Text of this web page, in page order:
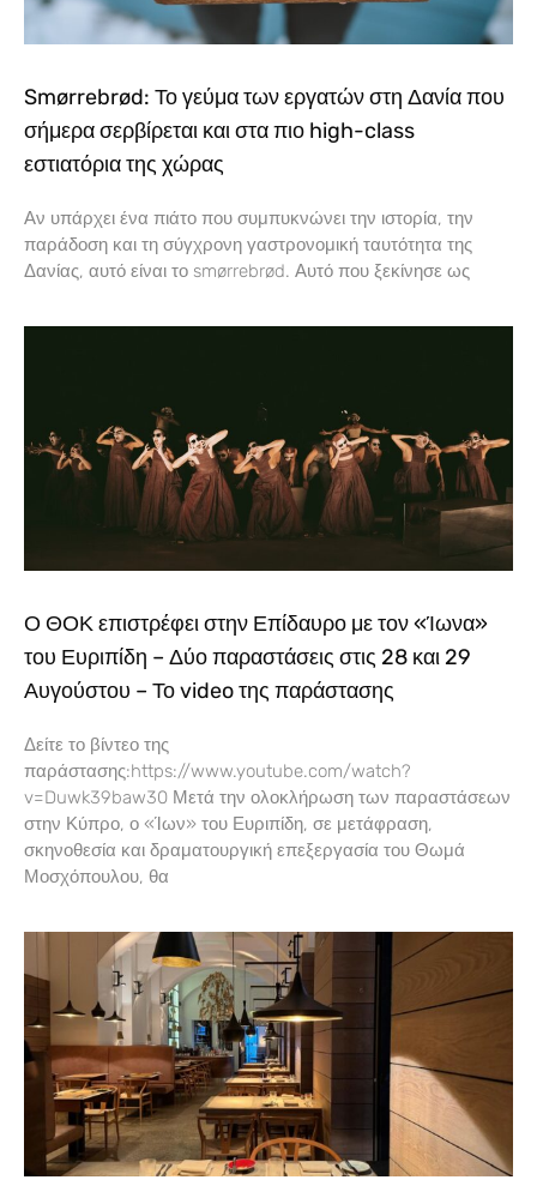
Smørrebrød: Το γεύμα των εργατών στη Δανία που
σήμερα σερβίρεται και στα πιο high-class
εστιατόρια της χώρας
Αν υπάρχει ένα πιάτο που συμπυκνώνει την ιστορία, την
παράδοση και τη σύγχρονη γαστρονομική ταυτότητα της
Δανίας, αυτό είναι το smørrebrød. Αυτό που ξεκίνησε ως
Ο ΘΟΚ επιστρέφει στην Επίδαυρο με τον «Ίωνα»
του Ευριπίδη – Δύο παραστάσεις στις 28 και 29
Αυγούστου – Το video της παράστασης
Δείτε το βίντεο της
παράστασης:https://www.youtube.com/watch?
v=Duwk39baw30 Μετά την ολοκλήρωση των παραστάσεων
στην Κύπρο, ο «Ίων» του Ευριπίδη, σε μετάφραση,
σκηνοθεσία και δραματουργική επεξεργασία του Θωμά
Μοσχόπουλου, θα